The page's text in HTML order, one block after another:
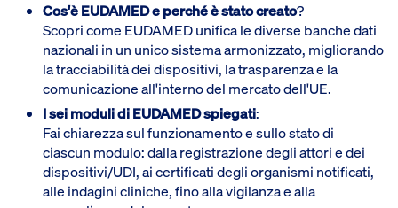
Cos'è EUDAMED e perché è stato creato?
Scopri come EUDAMED unifica le diverse banche dati
nazionali in un unico sistema armonizzato, migliorando
la tracciabilità dei dispositivi, la trasparenza e la
comunicazione all'interno del mercato dell'UE.
I sei moduli di EUDAMED spiegati:
Fai chiarezza sul funzionamento e sullo stato di
ciascun modulo: dalla registrazione degli attori e dei
dispositivi/UDI, ai certificati degli organismi notificati,
alle indagini cliniche, fino alla vigilanza e alla